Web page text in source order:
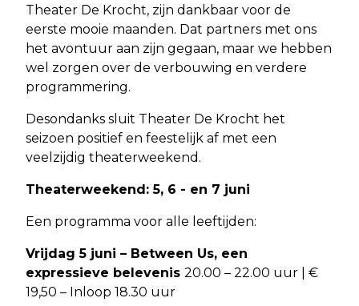
Theater De Krocht, zijn dankbaar voor de
eerste mooie maanden. Dat partners met ons
het avontuur aan zijn gegaan, maar we hebben
wel zorgen over de verbouwing en verdere
programmering.
Desondanks sluit Theater De Krocht het
seizoen positief en feestelijk af met een
veelzijdig theaterweekend.
Theaterweekend: 5, 6 - en 7 juni
Een programma voor alle leeftijden:
Vrijdag 5 juni – Between Us, een
expressieve belevenis 20.00 – 22.00 uur | €
19,50 – Inloop 18.30 uur